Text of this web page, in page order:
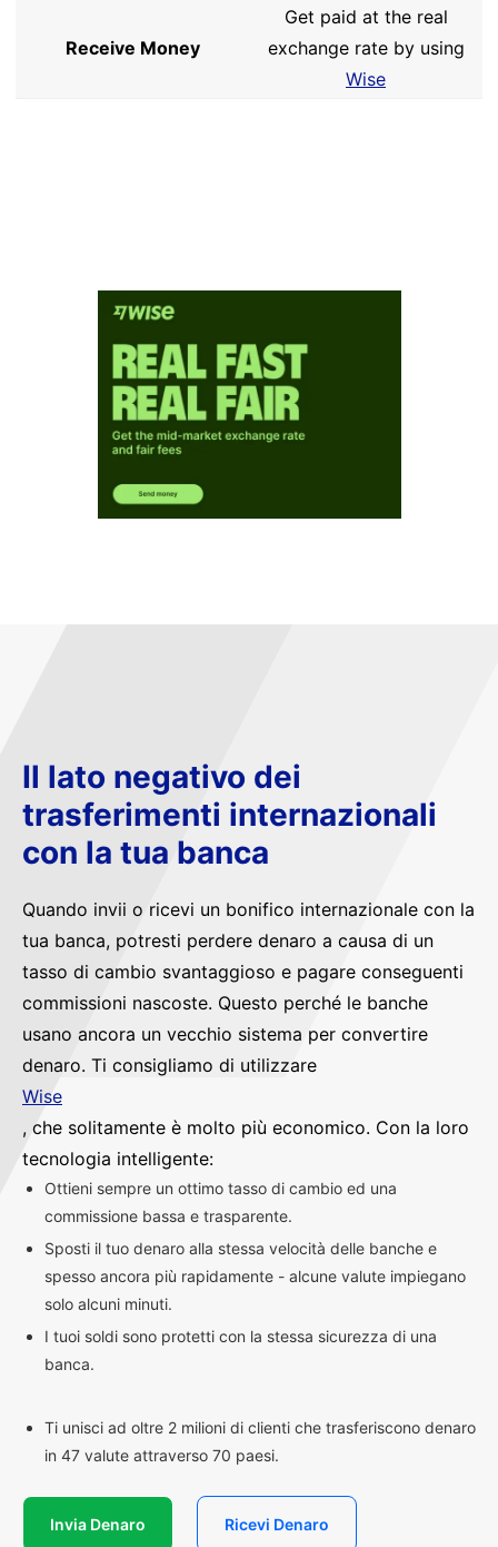
Receive Money
Get paid at the real
exchange rate by using
Wise
Il lato negativo dei
trasferimenti internazionali
con la tua banca
Quando invii o ricevi un bonifico internazionale con la
tua banca, potresti perdere denaro a causa di un
tasso di cambio svantaggioso e pagare conseguenti
commissioni nascoste. Questo perché le banche
usano ancora un vecchio sistema per convertire
denaro. Ti consigliamo di utilizzare
Wise
, che solitamente è molto più economico. Con la loro
tecnologia intelligente:
Ottieni sempre un ottimo tasso di cambio ed una
commissione bassa e trasparente.
Sposti il tuo denaro alla stessa velocità delle banche e
spesso ancora più rapidamente - alcune valute impiegano
solo alcuni minuti.
I tuoi soldi sono protetti con la stessa sicurezza di una
banca.
Ti unisci ad oltre 2 milioni di clienti che trasferiscono denaro
in 47 valute attraverso 70 paesi.
Invia Denaro Ricevi Denaro